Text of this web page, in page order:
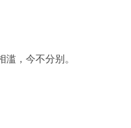
，今不分别。